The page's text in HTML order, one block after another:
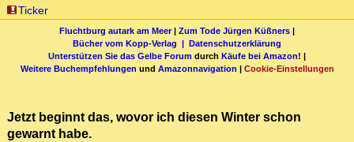
Ticker
Fluchtburg autark am Meer| Zum Tode Jürgen Küßners |
Bücher vom Kopp-Verlag | Datenschutzerklärung
Unterstützen Sie das Gelbe Forum durch Käufe bei Amazon! |
Weitere Buchempfehlungen und Amazonnavigation | Cookie-Einstellungen
Jetzt beginnt das, wovor ich diesen Winter schon
gewarnt habe.